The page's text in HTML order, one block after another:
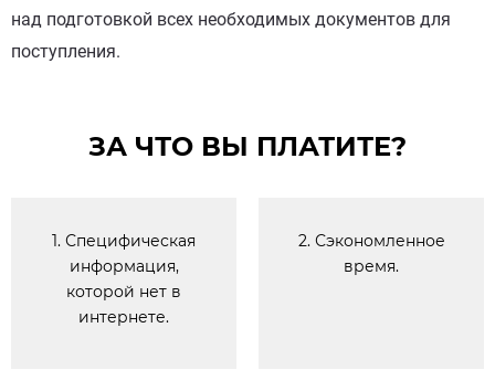
над подготовкой всех необходимых документов для
поступления.
ЗА ЧТО ВЫ ПЛАТИТЕ?
1. Специфическая
информация,
которой нет в
интернете.
2. Сэкономленное
время.